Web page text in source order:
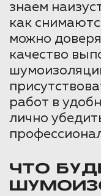
знаем
как
можно
качество
работ в
лично
ЧТО